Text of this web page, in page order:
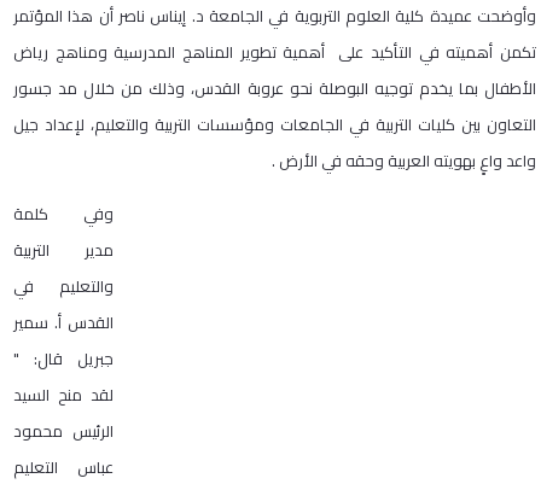
وأوضحت عميدة كلية العلوم التربوية في الجامعة د. إيناس ناصر أن هذا المؤتمر
تكمن أهميته في التأكيد على أهمية تطوير المناهج المدرسية ومناهج رياض
الأطفال بما يخدم توجيه البوصلة نحو عروبة القدس، وذلك من خلال مد جسور
التعاون بين كليات التربية في الجامعات ومؤسسات التربية والتعليم، لإعداد جيل
واعد واعٍ بهويته العربية وحقه في الأرض .
وفي كلمة
مدير التربية
والتعليم في
القدس أ. سمير
جبريل قال: "
لقد منح السيد
الرئيس محمود
عباس التعليم